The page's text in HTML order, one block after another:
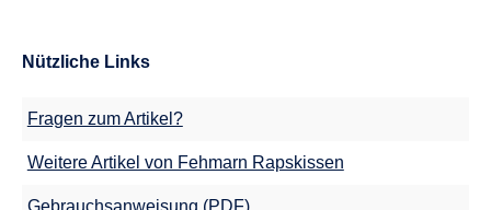
Nützliche Links
Fragen zum Artikel?
Weitere Artikel von Fehmarn Rapskissen
Gebrauchsanweisung (PDF)